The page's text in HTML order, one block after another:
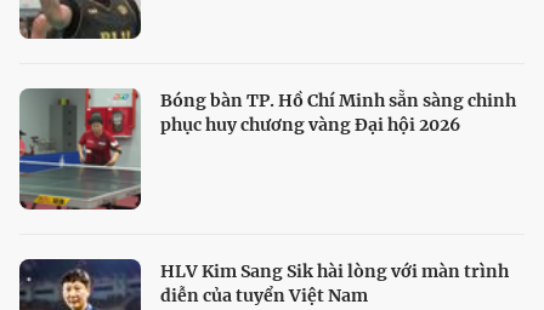
Bóng bàn TP. Hồ Chí Minh sẵn sàng chinh
phục huy chương vàng Đại hội 2026
HLV Kim Sang Sik hài lòng với màn trình
diễn của tuyển Việt Nam